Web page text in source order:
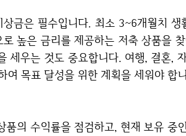
금은 필수입니다. 최소 3~6개월치 생
높은 금리를 제공하는 저축 상품을
세우는 것도 중요합니다. 여행, 결혼,
여 목표 달성을 위한 계획을 세워야 합
품의 수익률을 점검하고, 현재 보유 중